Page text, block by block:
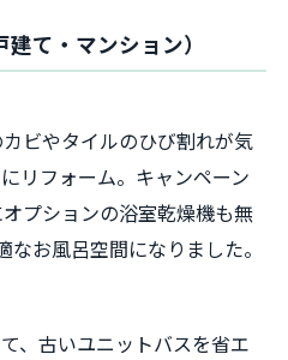
て・マンション）
ビやタイルのひび割れが気
リフォーム。キャンペーン
プションの浴室乾燥機も無
お風呂空間になりました。
、古いユニットバスを省エ